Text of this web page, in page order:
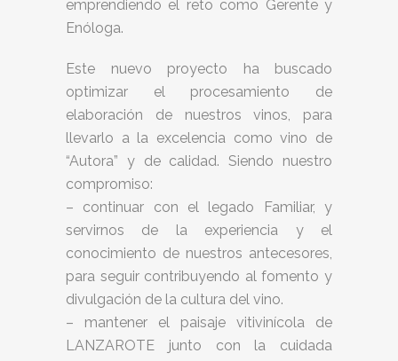
emprendiendo el reto como Gerente y
Enóloga.
Este nuevo proyecto ha buscado
optimizar el procesamiento de
elaboración de nuestros vinos, para
llevarlo a la excelencia como vino de
“Autora” y de calidad. Siendo nuestro
compromiso:
– continuar con el legado Familiar, y
servirnos de la experiencia y el
conocimiento de nuestros antecesores,
para seguir contribuyendo al fomento y
divulgación de la cultura del vino.
– mantener el paisaje vitivinícola de
LANZAROTE junto con la cuidada